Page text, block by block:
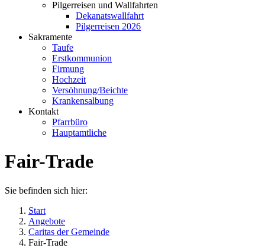
Pilgerreisen und Wallfahrten
Dekanatswallfahrt
Pilgerreisen 2026
Sakramente
Taufe
Erstkommunion
Firmung
Hochzeit
Versöhnung/Beichte
Krankensalbung
Kontakt
Pfarrbüro
Hauptamtliche
Fair-Trade
Sie befinden sich hier:
Start
Angebote
Caritas der Gemeinde
Fair-Trade